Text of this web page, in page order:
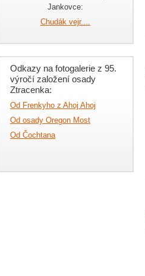
Jankovce:
Chudák vejr....
Odkazy na fotogalerie z 95.
výročí založení osady
Ztracenka:
Od Frenkyho z Ahoj Ahoj
Od osady Oregon Most
Od Čochtana